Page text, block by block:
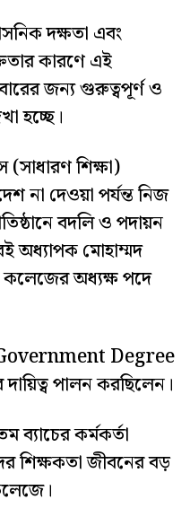
দক্ষতা এবং
কারণে এই
জন্য গুরুত্বপূর্ণ ও
হচ্ছে।
(সাধারণ শিক্ষা)
না দেওয়া পর্যন্ত নিজ
বদলি ও পদায়ন
অধ্যাপক মোহাম্মদ
অধ্যক্ষ পদে
Degree
পালন করছিলেন।
ব্যাচের কর্মকর্তা
শিক্ষকতা জীবনের বড়